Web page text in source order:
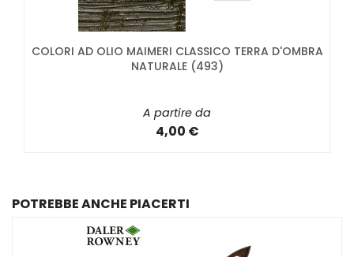
COLORI AD OLIO MAIMERI CLASSICO TERRA D'OMBRA
NATURALE (493)
A partire da
4,00 €
POTREBBE ANCHE PIACERTI